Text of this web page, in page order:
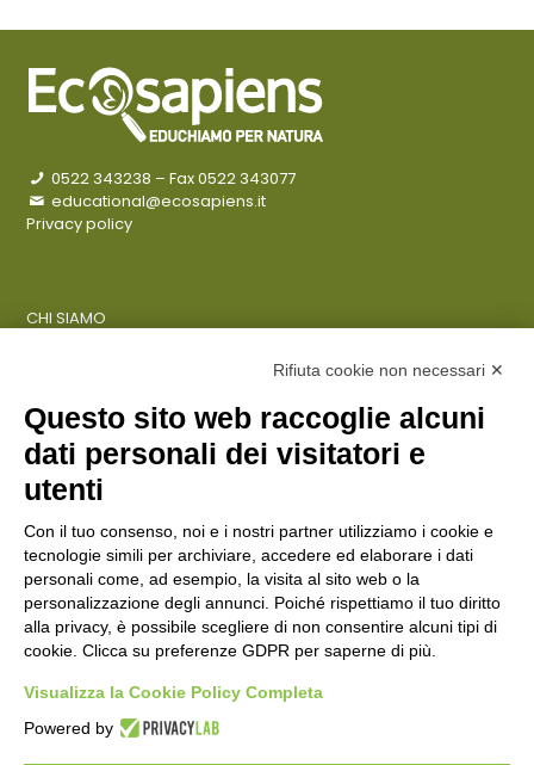
0522 343238 – Fax 0522 343077
educational@ecosapiens.it
Privacy policy
CHI SIAMO
ENTI PUBBLICI
SCUOLE
CITTADINI E FAMIGLIE
CONTATTI
Seguici su:
Italiano
Rifiuta cookie non necessari ✕
Questo sito web raccoglie alcuni
dati personali dei visitatori e
utenti
Con il tuo consenso, noi e i nostri partner utilizziamo i cookie e
tecnologie simili per archiviare, accedere ed elaborare i dati
personali come, ad esempio, la visita al sito web o la
personalizzazione degli annunci. Poiché rispettiamo il tuo diritto
alla privacy, è possibile scegliere di non consentire alcuni tipi di
cookie. Clicca su preferenze GDPR per saperne di più.
Visualizza la Cookie Policy Completa
Powered by